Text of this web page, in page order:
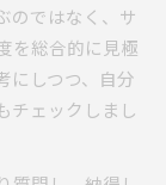
のではなく、サ
を総合的に見極
にしつつ、自分
チェックしまし